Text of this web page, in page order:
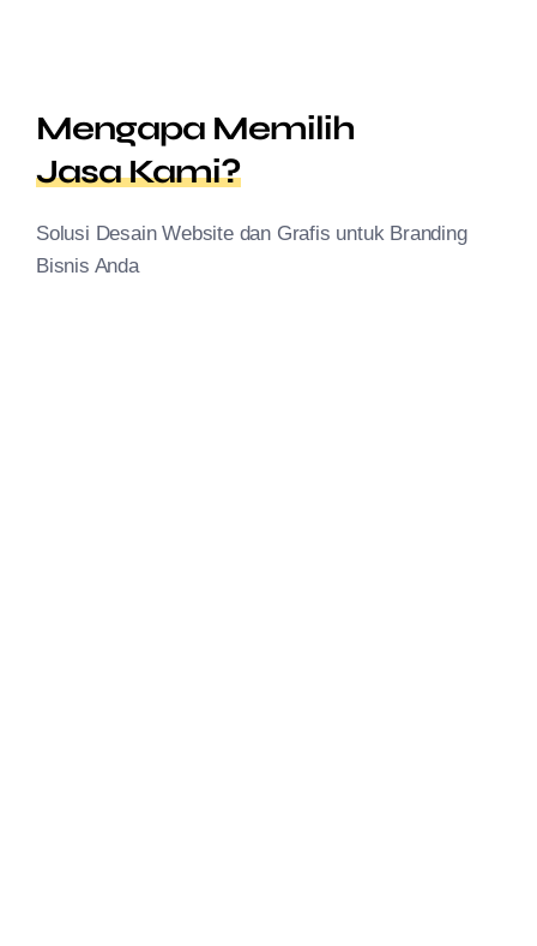
Mengapa Memilih
Jasa Kami?
Solusi Desain Website dan Grafis untuk Branding
Bisnis Anda